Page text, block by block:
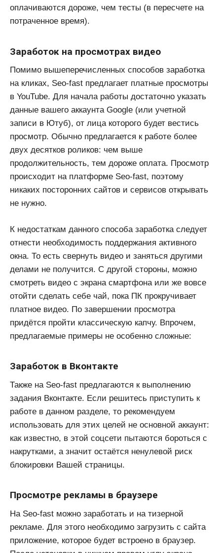
оплачиваются дороже, чем тесты (в пересчете на
потраченное время).
Заработок на просмотрах видео
Помимо вышеперечисленных способов заработка
на кликах, Seo-fast предлагает платные просмотры
в YouTube. Для начала работы достаточно указать
данные вашего аккаунта Google (или учетной
записи в Ютуб), от лица которого будет вестись
просмотр. Обычно предлагается к работе более
двух десятков роликов: чем выше
продолжительность, тем дороже оплата. Просмотр
происходит на платформе Seo-fast, поэтому
никаких посторонних сайтов и сервисов открывать
не нужно.
К недостаткам данного способа заработка следует
отнести необходимость поддержания активного
окна. То есть свернуть видео и заняться другими
делами не получится. С другой стороны, можно
смотреть видео с экрана смартфона или же вовсе
отойти сделать себе чай, пока ПК прокручивает
платное видео. По завершении просмотра
придётся пройти классическую капчу. Впрочем,
предлагаемые примеры не особенно сложные:
Заработок в Вконтакте
Также на Seo-fast предлагаются к выполнению
задания Вконтакте. Если решитесь приступить к
работе в данном разделе, то рекомендуем
использовать для этих целей не основной аккаунт:
как известно, в этой соцсети пытаются бороться с
накрутками, а значит остаётся ненулевой риск
блокировки Вашей страницы.
Просмотре рекламы в браузере
На Seo-fast можно заработать и на тизерной
рекламе. Для этого необходимо загрузить с сайта
приложение, которое будет встроено в браузер.